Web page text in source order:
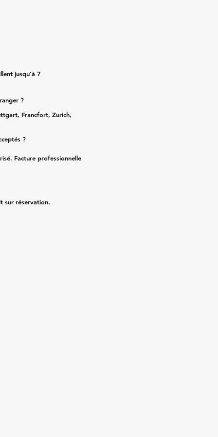
jusqu’à 7
?
Francfort, Zurich,
?
Facture professionnelle
sur réservation.